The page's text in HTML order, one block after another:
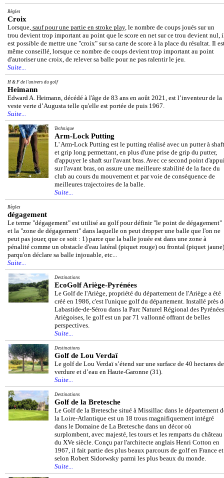
Règles
Croix
Lorsque, sauf pour une partie en stroke play, le nombre de coups joués sur un
trou devient trop important au point que le score en net sur ce trou devient nul,
est possible de mettre une "croix" sur sa carte de score à la place du résultat. Il
même conseillé, lorsque ce nombre de coups devient trop important au point
d'autoriser une croix, de relever sa balle pour ne pas ralentir le jeu.
Suite...
H & F de l'univers du golf
Heimann
Edward A. Heimann, décédé à l'âge de 83 ans en août 2021, est l’inventeur de la
veste verte d’Augusta telle qu'elle est portée de puis 1967.
Suite...
Technique
Arm-Lock Putting
L' Arm-Lock Putting est le putting réalisé avec un putter à shaft
et grip long permettant, en plus d'une prise de grip du putter,
d'appuyer le shaft sur l'avant bras. Avec ce second point
sur l'avant bras, on assure une meilleure stabilité de la face du
club au cours du mouvement et par voie de conséquence de
meilleures trajectoires de la balle.
Suite...
Règles
dégagement
Le terme "dégagement" est utilisé au golf pour définir "le point de dégagement"
et la "zone de dégagement" dans laquelle on peut dropper une balle que l'on ne
peut pas jouer, que ce soit : 1) parce que la balle jouée est dans une zone à
pénalité comme un obstacle d'eau latéral (piquet rouge) ou frontal (piquet
parqu'on déclare sa balle injouable, etc...
Suite...
Destinations
EcoGolf Ariège-Pyrénées
Le Golf de l'Ariège, propriété du département de l'Ariège a été
créé en 1986, c'est l'unique golf du département. Installé près
Labastide-de-Sérou dans la Parc Naturel Régional des Pyrénées
Ariègoises, le golf est un par 71 vallonné offrant de belles
perspectives.
Suite...
Destinations
Golf de Lou Verdaï
Le golf de Lou Verdaï s’étend sur une surface de 40 hectares de
verdure et d’eau en Haute-Garonne (31).
Suite...
Destinations
Golf de la Bretesche
Le Golf de la Bretesche situé à Missillac dans le département
la Loire-Atlantique est un 18 trous magnifiquement intégré
dans le Domaine de La Bretesche dans un décor où
surplombent, avec majesté, les tours et les remparts du château
du XVe siècle. Conçu par l'architecte anglais Henri Cotton en
1967, il fait partie des plus beaux parcours de golf en France et
selon Robert Sidorwsky parmi les plus beaux du monde.
Suite...